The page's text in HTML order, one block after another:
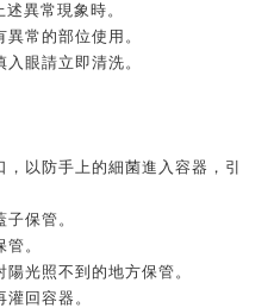
異常現象時。
常的部位使用。
眼請立即清洗。
以防手上的細菌進入容器，引
保管。
。
光照不到的地方保管。
回容器。